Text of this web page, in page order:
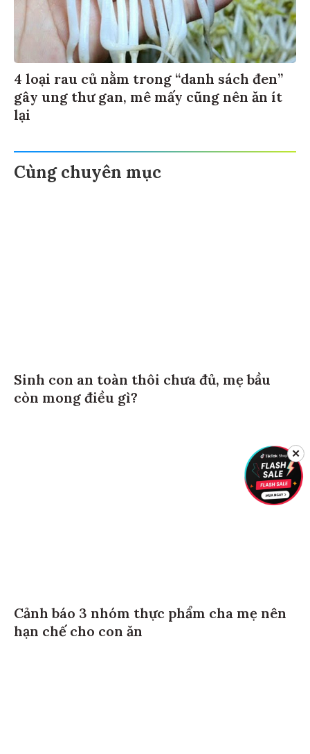
4 loại rau củ nằm trong “danh sách đen”
gây ung thư gan, mê mấy cũng nên ăn ít
lại
Cùng chuyên mục
Sinh con an toàn thôi chưa đủ, mẹ bầu
còn mong điều gì?
Cảnh báo 3 nhóm thực phẩm cha mẹ nên
hạn chế cho con ăn
✕